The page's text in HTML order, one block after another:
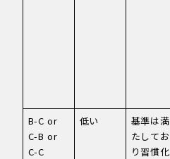
B-C or
C-B or
C-C
低い
基準は満
たしてお
り習慣化